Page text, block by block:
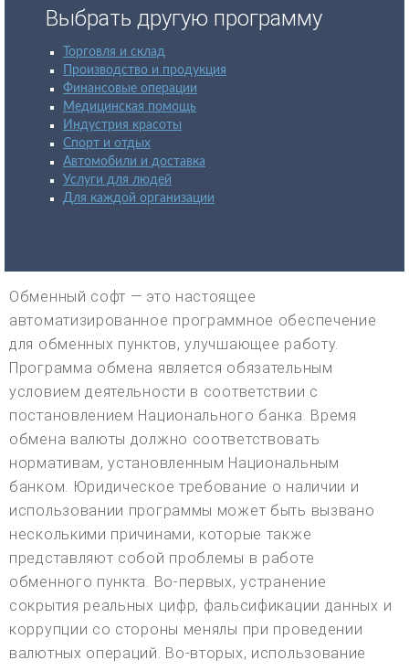
Выбрать другую программу
Торговля и склад
Производство и продукция
Финансовые операции
Медицинская помощь
Индустрия красоты
Спорт и отдых
Автомобили и доставка
Услуги для людей
Для каждой организации
Обменный софт — это настоящее
автоматизированное программное обеспечение
для обменных пунктов, улучшающее работу.
Программа обмена является обязательным
условием деятельности в соответствии с
постановлением Национального банка. Время
обмена валюты должно соответствовать
нормативам, установленным Национальным
банком. Юридическое требование о наличии и
использовании программы может быть вызвано
несколькими причинами, которые также
представляют собой проблемы в работе
обменного пункта. Во-первых, устранение
сокрытия реальных цифр, фальсификации данных и
коррупции со стороны менялы при проведении
валютных операций. Во-вторых, использование